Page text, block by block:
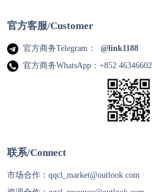
官方客服/Customer
官方商务Telegram：
@link1188
官方商务WhatsApp：+852 46346602
联系/Connect
市场合作： qqcl_market@outlook.com